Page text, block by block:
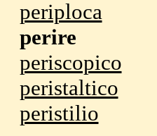
periploca
perire
periscopico
peristaltico
peristilio